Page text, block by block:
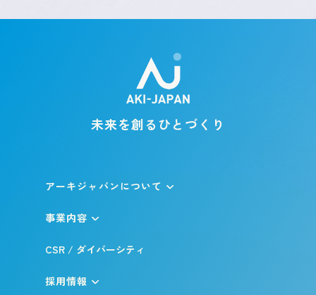
未来を創るひとづくり
アーキジャパンについて
事業内容
CSR / ダイバーシティ
採用情報